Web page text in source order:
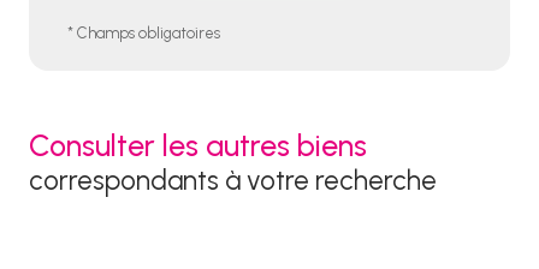
* Champs obligatoires
Consulter les autres biens
correspondants à votre recherche